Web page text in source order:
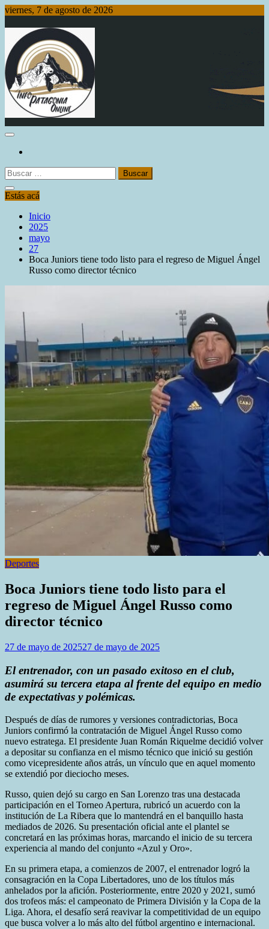
Saltar
contenido
viernes, 7 de agosto de 2026
Info Patagonia Online
Buscar:
Estás acá
Inicio
2025
mayo
27
Boca Juniors tiene todo listo para el regreso de Miguel Ángel
Russo como director técnico
Deportes
Boca Juniors tiene todo listo para el
regreso de Miguel Ángel Russo como
director técnico
27 de mayo de 202527 de mayo de 2025
El entrenador, con un pasado exitoso en el club,
asumirá su tercera etapa al frente del equipo en medio
de expectativas y polémicas.
Después de días de rumores y versiones contradictorias, Boca
Juniors confirmó la contratación de Miguel Ángel Russo como
nuevo estratega. El presidente Juan Román Riquelme decidió volver
a depositar su confianza en el mismo técnico que inició su gestión
como vicepresidente años atrás, un vínculo que en aquel momento
se extendió por dieciocho meses.
Russo, quien dejó su cargo en San Lorenzo tras una destacada
participación en el Torneo Apertura, rubricó un acuerdo con la
institución de La Ribera que lo mantendrá en el banquillo hasta
mediados de 2026. Su presentación oficial ante el plantel se
concretará en las próximas horas, marcando el inicio de su tercera
experiencia al mando del conjunto «Azul y Oro».
En su primera etapa, a comienzos de 2007, el entrenador logró la
consagración en la Copa Libertadores, uno de los títulos más
anhelados por la afición. Posteriormente, entre 2020 y 2021, sumó
dos trofeos más: el campeonato de Primera División y la Copa de la
Liga. Ahora, el desafío será reavivar la competitividad de un equipo
que busca volver a lo más alto del fútbol argentino e internacional.